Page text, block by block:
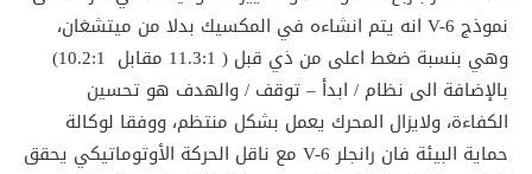
نموذج V-6 انه يتم انشاءه في المكسيك بدلا من ميتشغان،
وهي بنسبة ضغط اعلى من ذي قبل ( 11.3:1 مقابل 10.2:1)
بالإضافة الى نظام / ابدأ – توقف / والهدف هو تحسين
الكفاءة، ولايزال المحرك يعمل بشكل منتظم، ووفقا لوكالة
حماية البيئة فان رانجلر V-6 مع ناقل الحركة الأوتوماتيكي يحقق